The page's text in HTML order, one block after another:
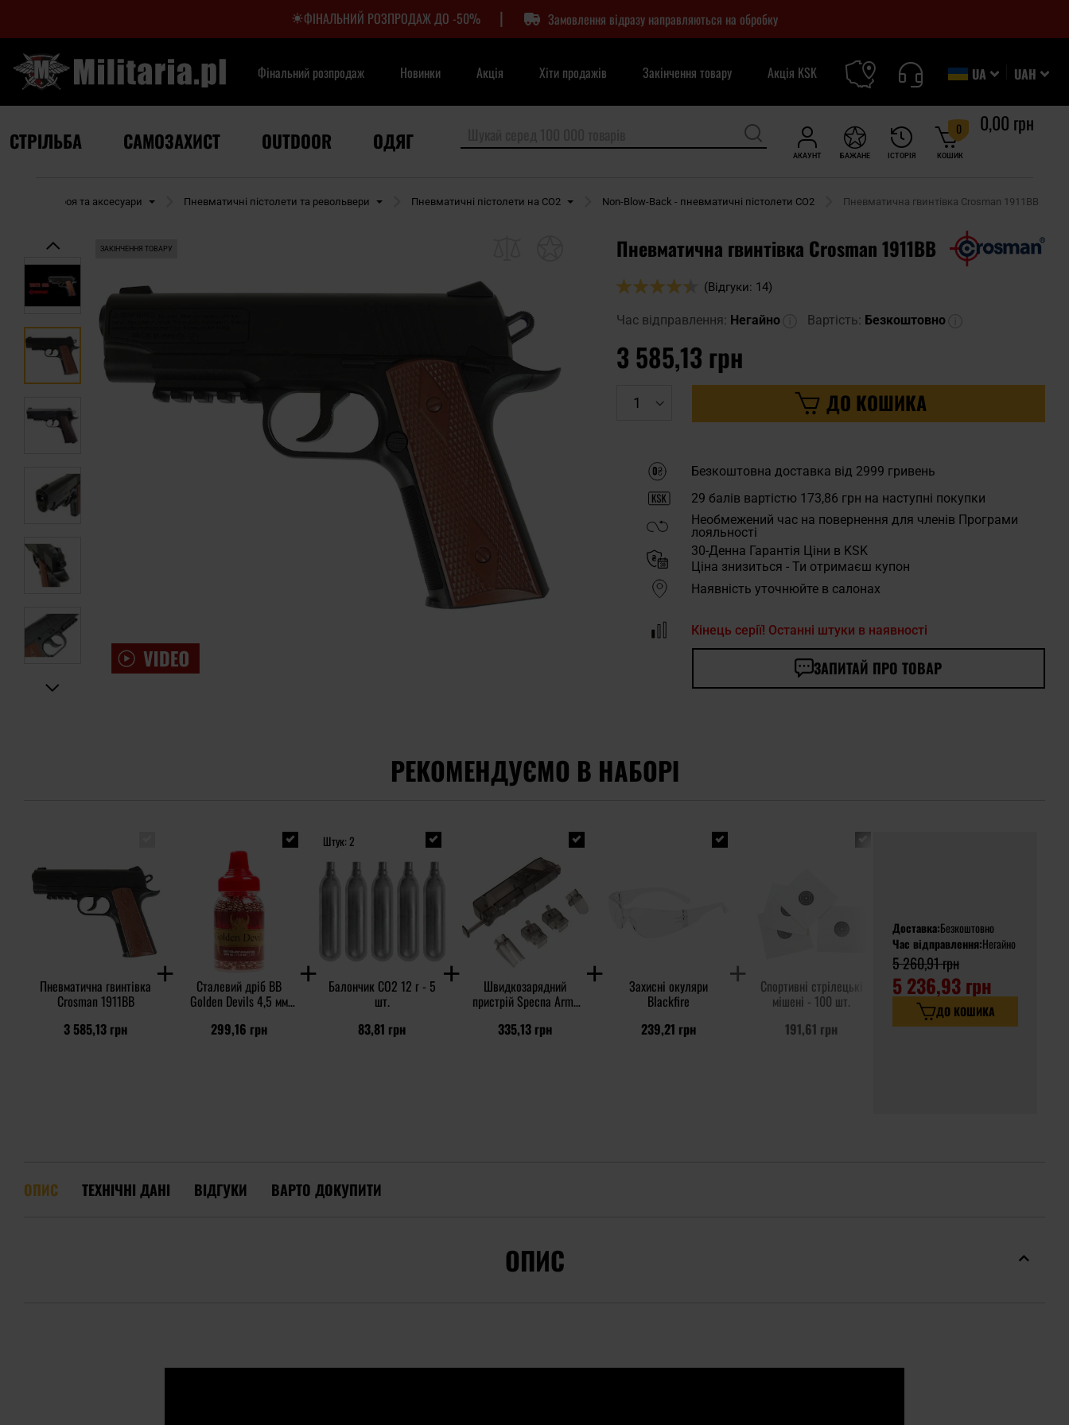
ФІНАЛЬНИЙ РОЗПРОДАЖ ДО -50% | Замовлення відразу направляються на обробку
UAH
UA
Фінальний розпродаж Новинки Акція Хіти продажів Закінчення товару Акція KSK
АКАУНТ ІСТОРІЯ
БАЖАНЕ КОШИК
0 0,00 грн
СТРІЛЬБА САМОЗАХИСТ OUTDOOR ОДЯГ
зброя та аксесуари Пневматичні пістолети та револьвери Пневматичні пістолети на CO2 Non-Blow-Back - пневматичні пістолети CO2 Пневматична гвинтівка Crosman 1911BB
ЗАКІНЧЕННЯ ТОВАРУ Пневматична гвинтівка Crosman 1911BB
Оцінка:
(Відгуки: 14)
Час відправлення: Негайно Вартість: Безкоштовно
3 585,13 грн
ДО КОШИКА
Безкоштовна доставка від 2999 гривень
29 балів вартістю 173,86 грн на наступні покупки
Необмежений час на повернення для членів Програми
лояльності
30-Денна Гарантія Ціни в KSK
Ціна знизиться - Ти отримаєш купон
Наявність уточнюйте в салонах
Кінець серії! Останні штуки в наявності
ЗАПИТАЙ ПРО ТОВАР
РЕКОМЕНДУЄМО В НАБОРІ
Пневматична гвинтівка
Crosman 1911BB
3 585,13 грн
Сталевий дріб BB
Golden Devils 4,5 мм
299,16 грн
Штук: 2
Балончик CO2 12 г - 5
шт.
83,81 грн
Швидкозарядний
пристрій Specna Arms
пневматичної зброї 4,5
335,13 грн
Захисні окуляри
Blackfire
239,21 грн
Спортивні стрілецькі
мішені - 100 шт.
191,61 грн
Шомпол калібру 4,5 мм
419,06 грн
Доставка:Безкоштовно
Час відправлення:Негайно
5 260,91 грн
5 236,93 грн
ДО КОШИКА
ОПИС ТЕХНІЧНІ ДАНІ ВІДГУКИ ВАРТО ДОКУПИТИ
ОПИС